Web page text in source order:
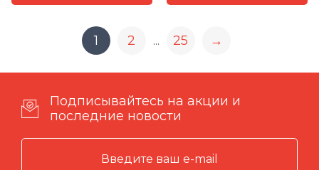
1 2 ... 25 →
Подписывайтесь на акции и
последние новости